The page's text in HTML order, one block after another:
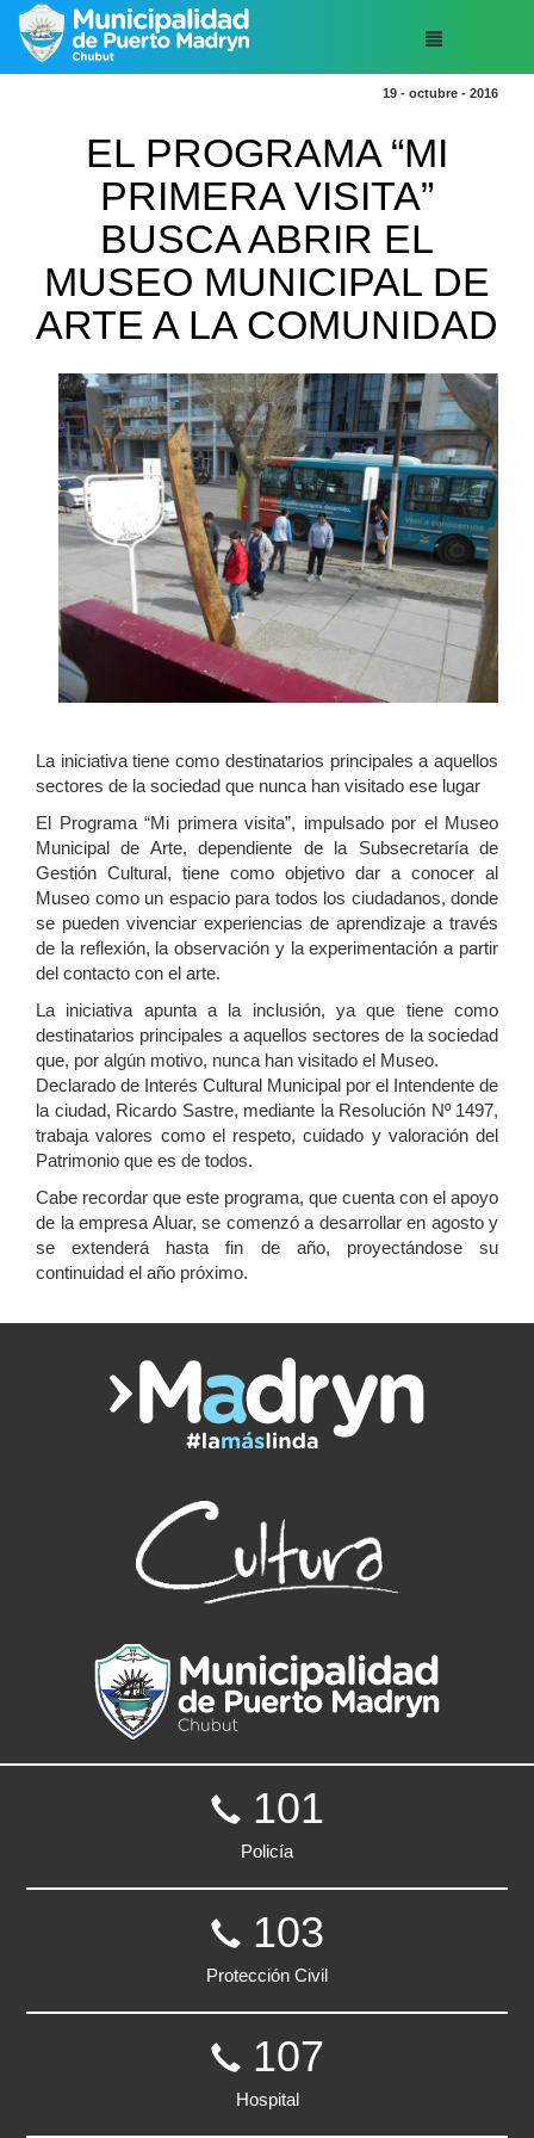
19 - octubre - 2016
EL PROGRAMA “MI
PRIMERA VISITA”
BUSCA ABRIR EL
MUSEO MUNICIPAL DE
ARTE A LA COMUNIDAD
La iniciativa tiene como destinatarios principales a aquellos
sectores de la sociedad que nunca han visitado ese lugar
El Programa “Mi primera visita”, impulsado por el Museo
Municipal de Arte, dependiente de la Subsecretaría de
Gestión Cultural, tiene como objetivo dar a conocer al
Museo como un espacio para todos los ciudadanos, donde
se pueden vivenciar experiencias de aprendizaje a través
de la reflexión, la observación y la experimentación a partir
del contacto con el arte.
La iniciativa apunta a la inclusión, ya que tiene como
destinatarios principales a aquellos sectores de la sociedad
que, por algún motivo, nunca han visitado el Museo.
Declarado de Interés Cultural Municipal por el Intendente de
la ciudad, Ricardo Sastre, mediante la Resolución Nº 1497,
trabaja valores como el respeto, cuidado y valoración del
Patrimonio que es de todos.
Cabe recordar que este programa, que cuenta con el apoyo
de la empresa Aluar, se comenzó a desarrollar en agosto y
se extenderá hasta fin de año, proyectándose su
continuidad el año próximo.
101
Policía
103
Protección Civil
107
Hospital